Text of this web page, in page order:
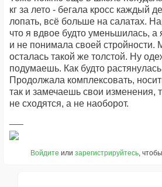
кг за лето - бегала кросс каждый
лопать, всё больше на салатах.
что я вдвое будто уменьшилась, а
и не понимала своей стройности.
осталась такой же толстой. Ну
подумаешь. Как будто
Продолжала комплексовать,
так и замечаешь свои изменения,
не сходятся, а не наоборот.
Войдите или зарегистрируйтесь,